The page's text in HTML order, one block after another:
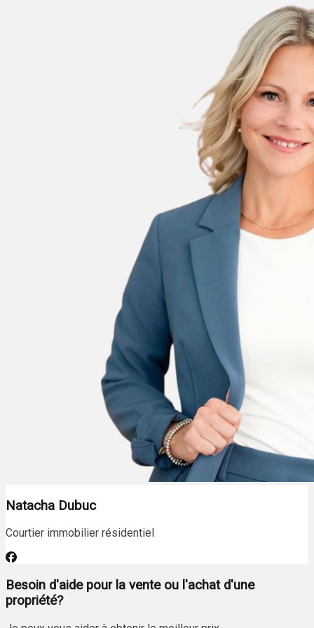
Natacha Dubuc
Courtier immobilier résidentiel
Besoin d'aide pour la vente ou l'achat d'une
propriété?